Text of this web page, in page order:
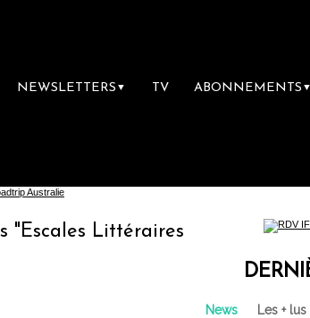
NEWSLETTERS ▼ TV ABONNEMENTS ▼
Littéraires", la première librairie
News Les + lus